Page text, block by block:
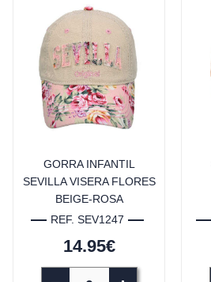
GORRA INFANTIL
SEVILLA VISERA FLORES
BEIGE-ROSA
REF. SEV1247
14.95€